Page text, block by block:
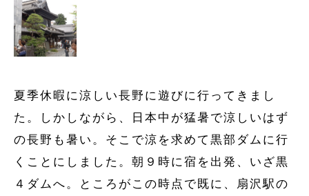
夏季休暇に涼しい長野に遊びに行ってきまし
た。しかしながら、日本中が猛暑で涼しいはず
の長野も暑い。そこで涼を求めて黒部ダムに行
くことにしました。朝９時に宿を出発、いざ黒
４ダムへ。ところがこの時点で既に、扇沢駅の